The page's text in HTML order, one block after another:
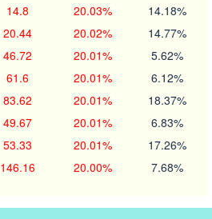
14.8 20.03% 14.18%
20.44 20.02% 14.77%
46.72 20.01% 5.62%
61.6 20.01% 6.12%
83.62 20.01% 18.37%
49.67 20.01% 6.83%
53.33 20.01% 17.26%
146.16 20.00% 7.68%